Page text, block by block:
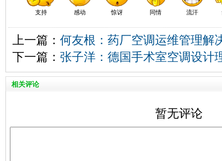
支持 感动 惊讶 同情 流汗
上一篇： 何友根：药厂空调运维管理解
下一篇： 张子洋：德国手术室空调设计
相关评论
暂无评论